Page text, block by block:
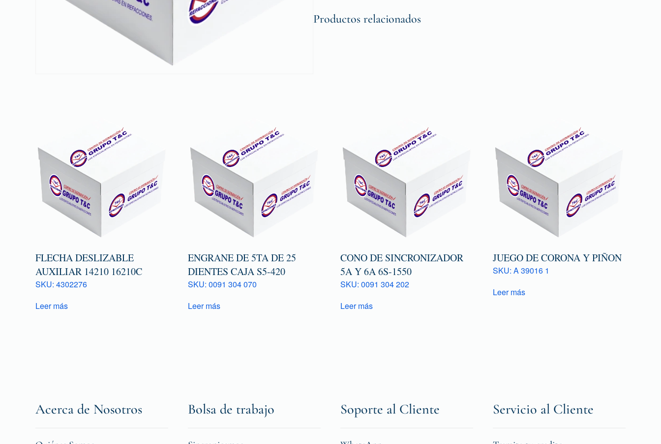
Productos relacionados
FLECHA DESLIZABLE
AUXILIAR 14210 16210C
SKU: 4302276
Leer más
ENGRANE DE 5TA DE 25
DIENTES CAJA S5-420
SKU: 0091 304 070
Leer más
CONO DE SINCRONIZADOR
5A Y 6A 6S-1550
SKU: 0091 304 202
Leer más
JUEGO DE CORONA Y PIÑON
SKU: A 39016 1
Leer más
Acerca de Nosotros Bolsa de trabajo Soporte al Cliente Servicio al Cliente